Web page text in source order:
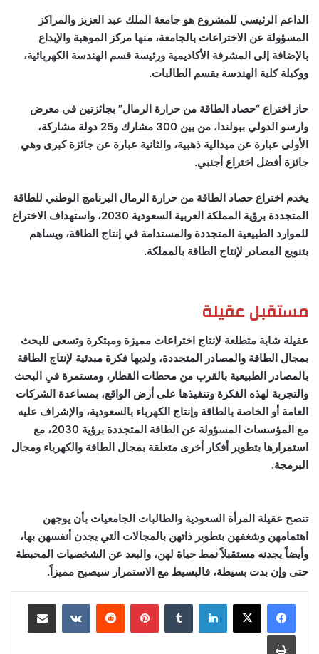
الداعم الرئيسي للمشروع هو جامعة الملك عبد العزيز والمراكز
المسؤولة عن الاختراعات بالجامعة، منها مركز الموهبة والإبداع
بالإضافة إلى المشرفة الأكاديمية ورئيسة قسم الهندسة الكهربائية،
ووكيلة كلية الهندسة بقسم الطالبات.
حاز اختراع “حصاد الطاقة من حرارة الرمال” بجائزتين في معرض
وارسو الدولي ببولندا، من بين 300 مشارك و25 دولة مشاركة،
الأولى عبارة عن ميدالية ذهبية، والثانية عبارة عن جائزة كبرى وهي
جائزة أفضل اختراع أجنبي.
يخدم اختراع حصاد الطاقة من حرارة الرمال البرنامج الوطني للطاقة
المتجددة برؤية المملكة العربية السعودية 2030، واستهداف الاختراع
للموارد الطبيعية المتجددة والمستدامة في إنتاج الطاقة، ويساهم
بتنويع المصادر لإنتاج الطاقة بالمملكة.
مستقبل عقيلة
عقيلة شابة متطلعة لإنتاج اختراعات مميزة ومبتكرة وتسعى للبحث
بمجال الطاقة والمصادر المتجددة، ولديها فكرة مبدئية لإنتاج الطاقة
بالمصادر الطبيعية بالقرب من محطات القطار، ومستمرة في البحث
والتجربة لهذه الفكرة وتنفيذها على أرض الواقع، بمساعدة الشركات
العامة أو الخاصة بالطاقة وإنتاج الكهرباء بالسعودية، والإشراف عليه
مع المؤسسات المسؤولة عن الطاقة المتجددة برؤية 2030، مع
استمرارها بتطوير أفكار أخرى متعلقة بمجال الطاقة والكهرباء ومجال
البرمجة.
تنصح عقيلة المرأة السعودية والطالبات الجامعيات بأن يوجهن
اهتمامهن وشغفهن بتطوير ذاتهن بالمجالات التي يجدن أنفسهن بها،
وأيضاً يجدنه مستقبلاً نمط حياة لهن، والبعد عن الشخصيات المحبطة
حتى وإن بدت بسيطة، فالبسيط مع الاستمرار سيصبح مميزاً .
لينكدإن بينتيريست مشاركة عبر البريد
طباعة